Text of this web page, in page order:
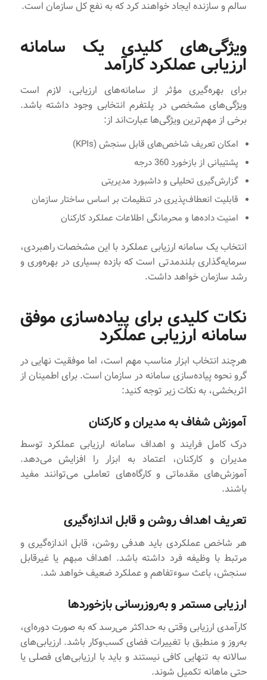
سالم و سازنده ایجاد خواهند کرد که به نفع کل سازمان است.
ویژگی‌های کلیدی یک سامانه
ارزیابی عملکرد کارآمد
برای بهره‌گیری مؤثر از سامانه‌های ارزیابی، لازم است
ویژگی‌های مشخصی در پلتفرم انتخابی وجود داشته باشد.
برخی از مهم‌ترین ویژگی‌ها عبارت‌اند از:
امکان تعریف شاخص‌های قابل سنجش (KPIs)
پشتیبانی از بازخورد 360 درجه
گزارش‌گیری تحلیلی و داشبورد مدیریتی
قابلیت انعطاف‌پذیری در تنظیمات بر اساس ساختار سازمان
امنیت داده‌ها و محرمانگی اطلاعات عملکرد کارکنان
انتخاب یک سامانه ارزیابی عملکرد با این مشخصات راهبردی،
سرمایه‌گذاری بلندمدتی است که بازده بسیاری در بهره‌وری و
رشد سازمان خواهد داشت.
نکات کلیدی برای پیاده‌سازی موفق
سامانه ارزیابی عملکرد
هرچند انتخاب ابزار مناسب مهم است، اما موفقیت نهایی در
گرو نحوه پیاده‌سازی سامانه در سازمان است. برای اطمینان از
اثربخشی، به نکات زیر توجه کنید:
آموزش شفاف به مدیران و کارکنان
درک کامل فرایند و اهداف سامانه ارزیابی عملکرد توسط
مدیران و کارکنان، اعتماد به ابزار را افزایش می‌دهد.
آموزش‌های مقدماتی و کارگاه‌های تعاملی می‌توانند مفید
باشند.
تعریف اهداف روشن و قابل اندازه‌گیری
هر شاخص عملکردی باید هدفی روشن، قابل اندازه‌گیری و
مرتبط با وظیفه فرد داشته باشد. اهداف مبهم یا غیرقابل
سنجش، باعث سوءتفاهم و عملکرد ضعیف خواهد شد.
ارزیابی مستمر و به‌روزرسانی بازخوردها
کارآمدی ارزیابی وقتی به حداکثر می‌رسد که به صورت دوره‌ای،
به‌روز و منطبق با تغییرات فضای کسب‌وکار باشد. ارزیابی‌های
سالانه به تنهایی کافی نیستند و باید با ارزیابی‌های فصلی یا
حتی ماهانه تکمیل شوند.